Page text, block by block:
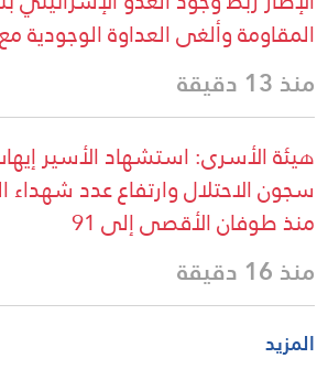
المقاومة وألغى العداوة الوجودية
منذ 13 دقيقة
هيئة الأسرى: استشهاد الأسير
سجون الاحتلال وارتفاع عدد شهداء
منذ طوفان الأقصى إلى 91
منذ 16 دقيقة
المزيد